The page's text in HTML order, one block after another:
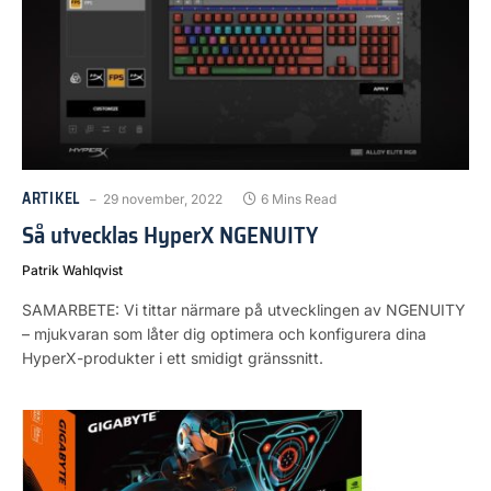
ARTIKEL 29 november, 2022 6 Mins Read
Så utvecklas HyperX NGENUITY
Patrik Wahlqvist
SAMARBETE: Vi tittar närmare på utvecklingen av NGENUITY
– mjukvaran som låter dig optimera och konfigurera dina
HyperX-produkter i ett smidigt gränssnitt.